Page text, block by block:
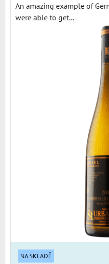
An amazing example of
were able to get...
NA SKLADĚ